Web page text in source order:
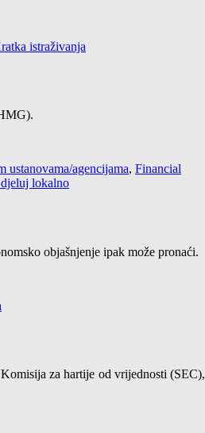
istraživanja
ustanovama/agencijama, Financial
lokalno
objašnjenje ipak može pronaći.
za hartije od vrijednosti (SEC),